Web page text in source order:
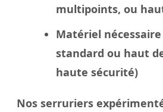
multipoints, ou
Matériel nécessaire
standard ou haut
haute sécurité)
Nos serruriers